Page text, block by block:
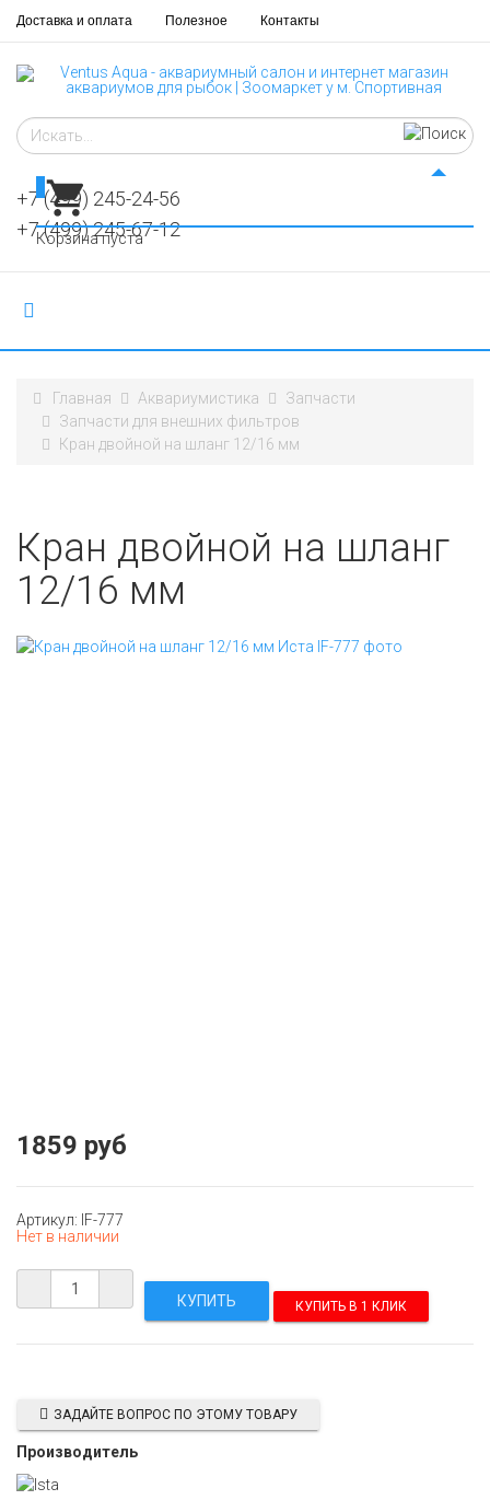
Доставка и оплата Полезное Контакты
+7 (499) 245-24-56
+7 (499) 245-67-12
Корзина пуста
Главная Аквариумистика
Запчасти
Запчасти для внешних фильтров
Кран двойной на шланг 12/16 мм
Кран двойной на шланг
12/16 мм
1859 руб
Артикул: IF-777
Нет в наличии
КУПИТЬ В 1 КЛИК
ЗАДАЙТЕ ВОПРОС ПО ЭТОМУ ТОВАРУ
Производитель